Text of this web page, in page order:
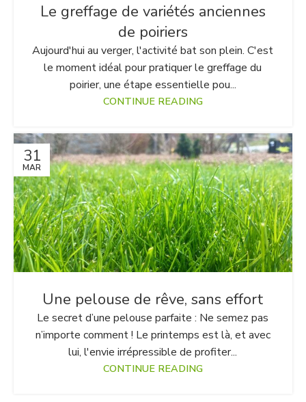
Le greffage de variétés anciennes
de poiriers
Aujourd'hui au verger, l'activité bat son plein. C'est
le moment idéal pour pratiquer le greffage du
poirier, une étape essentielle pou...
CONTINUE READING
31
MAR
Une pelouse de rêve, sans effort
Le secret d’une pelouse parfaite : Ne semez pas
n’importe comment ! Le printemps est là, et avec
lui, l'envie irrépressible de profiter...
CONTINUE READING